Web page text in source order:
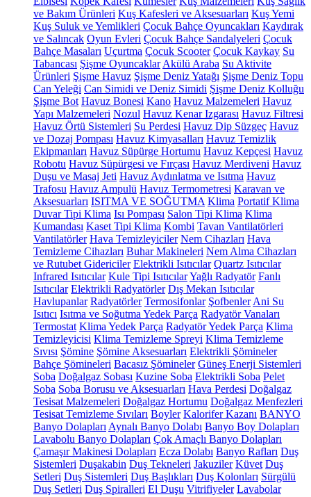
ve Bakım Ürünleri Kuş Kafesleri ve Aksesuarları Kuş Yemi
Kuş Suluk ve Yemlikleri Çocuk Bahçe Oyuncakları Kaydırak
ve Salıncak Oyun Evleri Çocuk Bahçe Sandalyeleri Çocuk
Bahçe Masaları Uçurtma Çocuk Scooter Çocuk Kaykay Su
Tabancası Şişme Oyuncaklar Akülü Araba Su Aktivite
Ürünleri Şişme Havuz Şişme Deniz Yatağı Şişme Deniz Topu
Can Yeleği Can Simidi ve Deniz Simidi Şişme Deniz Kolluğu
Şişme Bot Havuz Bonesi Kano Havuz Malzemeleri Havuz
Yapı Malzemeleri Nozul Havuz Kenar Izgarası Havuz Filtresi
Havuz Örtü Sistemleri Su Perdesi Havuz Dip Süzgeç Havuz
ve Dozaj Pompası Havuz Kimyasalları Havuz Temizlik
Ekipmanları Havuz Süpürge Hortumu Havuz Kepçesi Havuz
Robotu Havuz Süpürgesi ve Fırçası Havuz Merdiveni Havuz
Duşu ve Masaj Jeti Havuz Aydınlatma ve Isıtma Havuz
Trafosu Havuz Ampulü Havuz Termometresi Karavan ve
Aksesuarları ISITMA VE SOĞUTMA Klima Portatif Klima
Duvar Tipi Klima Isı Pompası Salon Tipi Klima Klima
Kumandası Kaset Tipi Klima Kombi Tavan Vantilatörleri
Vantilatörler Hava Temizleyiciler Nem Cihazları Hava
Temizleme Cihazları Buhar Makineleri Nem Alma Cihazları
ve Rutubet Gidericiler Elektrikli Isıtıcılar Quartz Isıtıcılar
Infrared Isıtıcılar Kule Tipi IsıtıcılarYağlı Radyatör Fanlı
Isıtıcılar Elektrikli Radyatörler Dış Mekan Isıtıcılar
Havlupanlar Radyatörler Termosifonlar Şofbenler Ani Su
Isıtıcı Isıtma ve Soğutma Yedek Parça Radyatör Vanaları
Termostat Klima Yedek Parça Radyatör Yedek Parça Klima
Temizleyicisi Klima Temizleme Spreyi Klima Temizleme
Sıvısı Şömine Şömine Aksesuarları Elektrikli Şömineler
Bahçe Şömineleri Bacasız Şömineler Güneş Enerji Sistemleri
Soba Doğalgaz Sobası Kuzine Soba Elektrikli Soba Pelet
Soba Soba Borusu ve Aksesuarları Hava Perdesi Doğalgaz
Tesisat Malzemeleri Doğalgaz Hortumu Doğalgaz Menfezleri
Tesisat Temizleme Sıvıları Boyler Kalorifer Kazanı BANYO
Banyo Dolapları Aynalı Banyo Dolabı Banyo Boy Dolapları
Lavabolu Banyo Dolapları Çok Amaçlı Banyo Dolapları
Çamaşır Makinesi Dolapları Ecza Dolabı Banyo Rafları Duş
Sistemleri Duşakabin Duş Tekneleri Jakuziler Küvet Duş
Setleri Duş Sistemleri Duş Başlıkları Duş Kolonları Sürgülü
Duş Setleri Duş Spiralleri El Duşu Vitrifiyeler Lavabolar